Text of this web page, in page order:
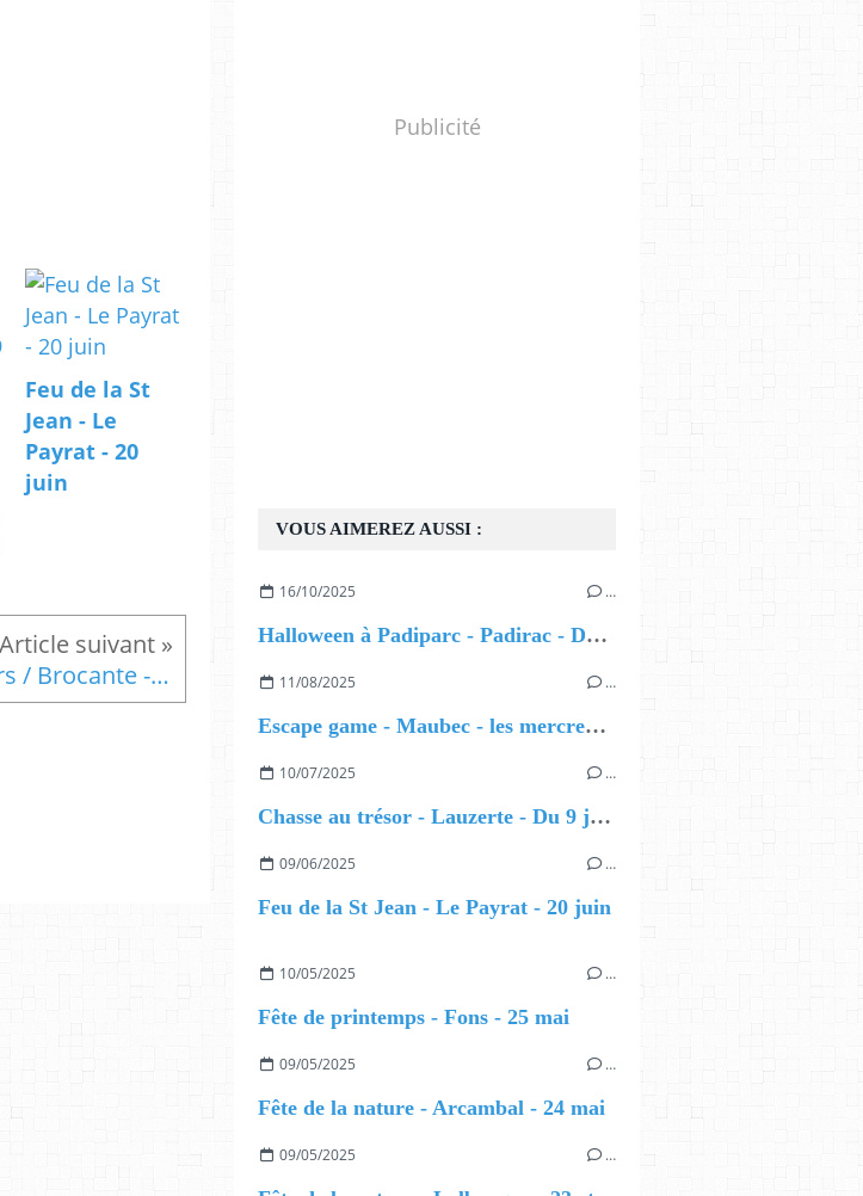
Feu de la St
Jean - Le
Payrat - 20
juin
Vide-greniers / Brocante - Lot - 1er mai
Publicité
VOUS AIMEREZ AUSSI :
16/10/2025 …
Halloween à Padiparc - Padirac - Du 21 octobre au 5 novembre
11/08/2025 …
Escape game - Maubec - les mercredis de l'été
10/07/2025 …
Chasse au trésor - Lauzerte - Du 9 juillet au 20 août
09/06/2025 …
Feu de la St Jean - Le Payrat - 20 juin
10/05/2025 …
Fête de printemps - Fons - 25 mai
09/05/2025 …
Fête de la nature - Arcambal - 24 mai
09/05/2025 …